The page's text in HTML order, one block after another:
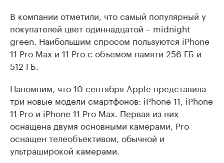
В компании отметили, что самый популярный у
покупателей цвет одиннадцатой – midnight
green. Наибольшим спросом пользуются iPhone
11 Pro Max и 11 Pro с объемом памяти 256 ГБ и
512 ГБ.
Напомним, что 10 сентября Apple представила
три новые модели смартфонов: iPhone 11, iPhone
11 Pro и iPhone 11 Pro Max. Первая из них
оснащена двумя основными камерами, Pro
оснащен телеобъективом, обычной и
ультраширокой камерами.